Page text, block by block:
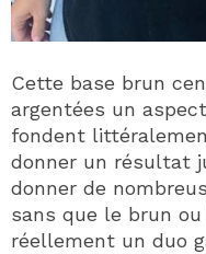
Cette base brun
argentées un
fondent
donner un résultat
donner de
sans que le brun
réellement un duo